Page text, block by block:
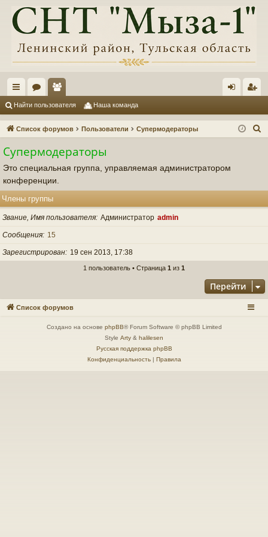
с
ы
и
ор
ум
ол
ьз
ат
д ис
Найти пользователя Наша команда
Список форумов Пользователи Супермодераторы
Супермодераторы
Это специальная группа, управляемая администратором
конференции.
Члены группы
Звание, Имя пользователя Администратор admin
Сообщения 15
Зарегистрирован 19 сен 2013, 17:38
1 пользователь • Страница 1 из 1
Перейти
Список форумов
Создано на основе phpBB® Forum Software © phpBB Limited
Style Arty & halilesen
Русская поддержка phpBB
Конфиденциальность| Правила